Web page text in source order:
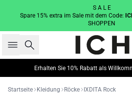
S A L E
Spare 15% extra im Sale mit dem Code:
SHOPPEN
Suche
Erhalten Sie 10% Rabatt als
Startseite Kleidung Röcke IXDITA Rock